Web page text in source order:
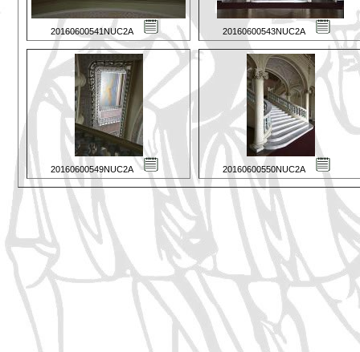
20160600541NUC2A 20160600543NUC2A
20160600549NUC2A 20160600550NUC2A